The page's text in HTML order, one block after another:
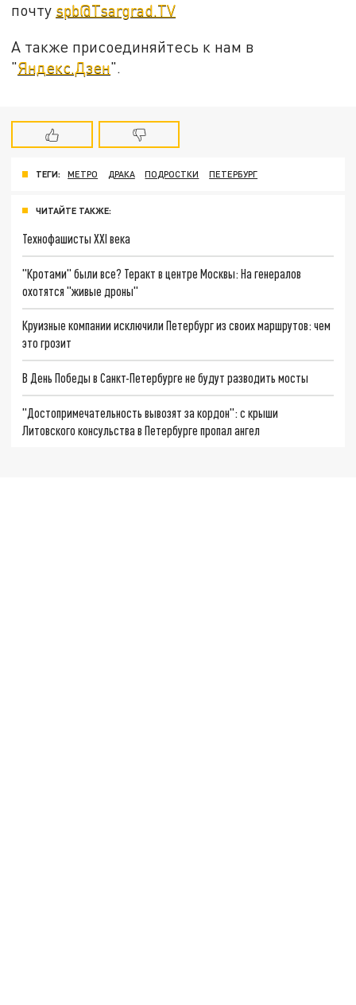
почту spb@Tsargrad.TV
А также присоединяйтесь к нам в
"Яндекс.Дзен".
ТЕГИ: МЕТРО ДРАКА ПОДРОСТКИ ПЕТЕРБУРГ
ЧИТАЙТЕ ТАКЖЕ:
Технофашисты XXI века
"Кротами" были все? Теракт в центре Москвы: На генералов
охотятся "живые дроны"
Круизные компании исключили Петербург из своих маршрутов: чем
это грозит
В День Победы в Санкт-Петербурге не будут разводить мосты
"Достопримечательность вывозят за кордон": с крыши
Литовского консульства в Петербурге пропал ангел